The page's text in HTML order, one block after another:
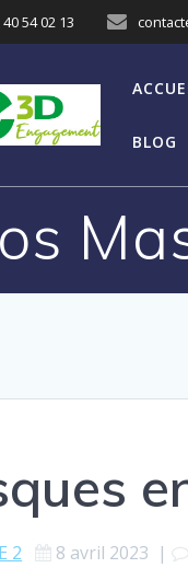
40 54 02 13
BLOG
2 8 avril 2023 |